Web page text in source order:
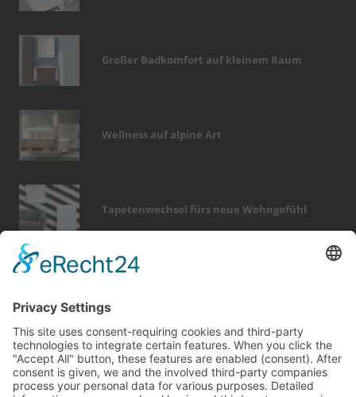
Großer Badkomfort auf kleinem Raum
Wellness auf alpine Art
Tapetenwechsel fürs neue Wohngefühl
dekoration dämmung zaun
modernisieren
rund ums haus
smart home beratung
fotovoltaik